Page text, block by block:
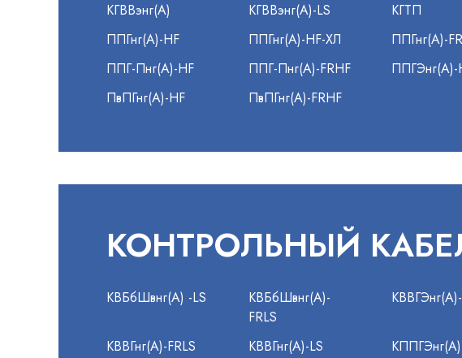
КГВВэнг(А)
КГВВэнг(А)-LS КГТП
ППГнг(А)-HF
ППГнг(А)-HF-ХЛ ППГнг(А)-
ППГ-Пнг(А)-HF
ППГ-Пнг(А)-FRHF ППГЭнг(А)-
ПвПГнг(А)-HF
ПвПГнг(А)-FRHF
КОНТРОЛЬНЫЙ
КВБбШвнг(А) -LS
КВБбШвнг(А)-
FRLS
КВВГнг(А)-FRLS КВВГнг(А)-LS